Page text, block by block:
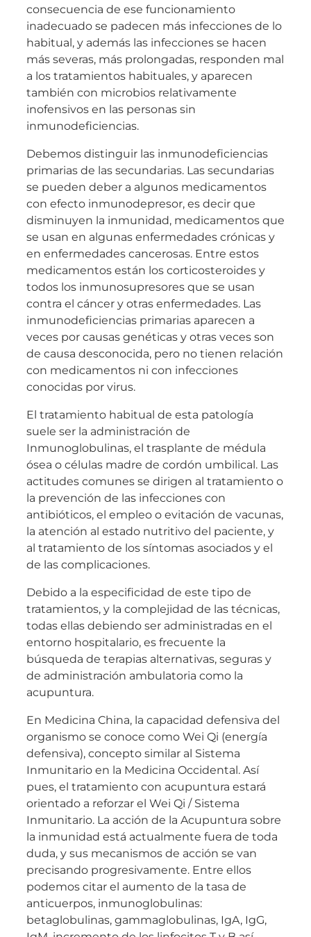
consecuencia de ese funcionamiento
inadecuado se padecen más infecciones de lo
habitual, y además las infecciones se hacen
más severas, más prolongadas, responden mal
a los tratamientos habituales, y aparecen
también con microbios relativamente
inofensivos en las personas sin
inmunodeficiencias.
Debemos distinguir las inmunodeficiencias
primarias de las secundarias. Las secundarias
se pueden deber a algunos medicamentos
con efecto inmunodepresor, es decir que
disminuyen la inmunidad, medicamentos que
se usan en algunas enfermedades crónicas y
en enfermedades cancerosas. Entre estos
medicamentos están los corticosteroides y
todos los inmunosupresores que se usan
contra el cáncer y otras enfermedades. Las
inmunodeficiencias primarias aparecen a
veces por causas genéticas y otras veces son
de causa desconocida, pero no tienen relación
con medicamentos ni con infecciones
conocidas por virus.
El tratamiento habitual de esta patología
suele ser la administración de
Inmunoglobulinas, el trasplante de médula
ósea o células madre de cordón umbilical. Las
actitudes comunes se dirigen al tratamiento o
la prevención de las infecciones con
antibióticos, el empleo o evitación de vacunas,
la atención al estado nutritivo del paciente, y
al tratamiento de los síntomas asociados y el
de las complicaciones.
Debido a la especificidad de este tipo de
tratamientos, y la complejidad de las técnicas,
todas ellas debiendo ser administradas en el
entorno hospitalario, es frecuente la
búsqueda de terapias alternativas, seguras y
de administración ambulatoria como la
acupuntura.
En Medicina China, la capacidad defensiva del
organismo se conoce como Wei Qi (energía
defensiva), concepto similar al Sistema
Inmunitario en la Medicina Occidental. Así
pues, el tratamiento con acupuntura estará
orientado a reforzar el Wei Qi / Sistema
Inmunitario. La acción de la Acupuntura sobre
la inmunidad está actualmente fuera de toda
duda, y sus mecanismos de acción se van
precisando progresivamente. Entre ellos
podemos citar el aumento de la tasa de
anticuerpos, inmunoglobulinas:
betaglobulinas, gammaglobulinas, IgA, IgG,